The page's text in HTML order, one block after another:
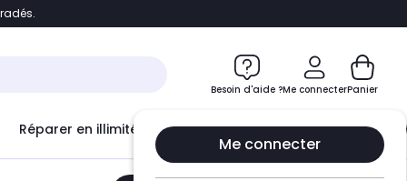
Accéder directement au chatbot
Besoin d'aide ?Me connecter
Me connecter
Panier
Réparer en illimité avec Le Club Infinity